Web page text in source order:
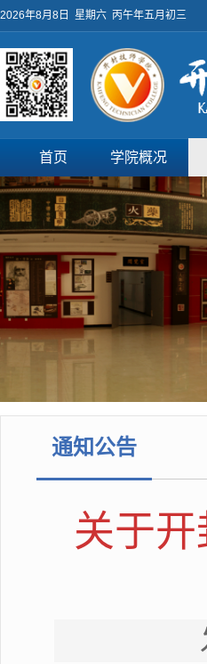
2026年8月8日 星期六 丙午年五月初三
首页 学院概况
通知公告
关于